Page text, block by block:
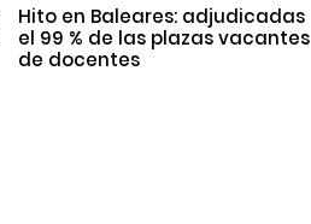
Hito en Baleares: adjudicadas
el 99 % de las plazas vacantes
de docentes